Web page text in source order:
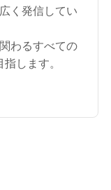
く発信してい
わるすべての
します。